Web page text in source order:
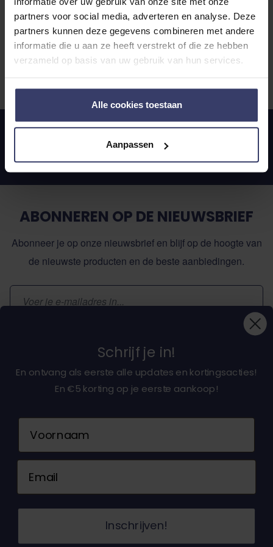
partners voor social media, adverteren en analyse. Deze
partners kunnen deze gegevens combineren met andere
informatie die u aan ze heeft verstrekt of die ze hebben
verzameld op basis van uw gebruik van hun services.
Alle cookies toestaan
Aanpassen
Lees verder...
1product
Waardering: 4.5/5.0
14 dagen bedenktijd
Persoonlijk advies van onze specialisten
ABONNEREN OP DE NIEUWSBRIEF
Abonneer je op onze nieuwsbrief en blijf op de hoogte van
de nieuwste producten en de beste aanbiedingen.
E-mailadres
Over ons
Klantenservice
Neem contact op
© 2026 Dochorse. Alle rechten voorbehouden.
Ontwerp en ontwikkeling door -
Schrijf je in!
En ontvang als eerste alle updates en kortingsacties!
En €5 korting op je eerste aankoop!
Inschrijven!